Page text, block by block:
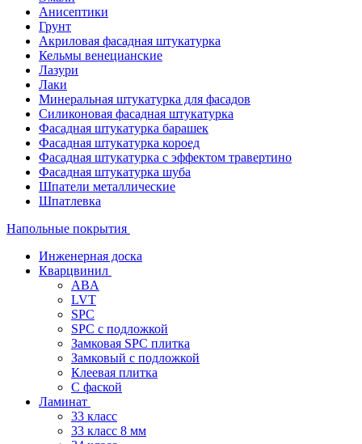
Анисептики
Грунт
Акриловая фасадная штукатурка
Кельмы венецианские
Лазури
Лаки
Минеральная штукатурка для фасадов
Силиконовая фасадная штукатурка
Фасадная штукатурка барашек
Фасадная штукатурка короед
Фасадная штукатурка с эффектом травертино
Фасадная штукатурка шуба
Шпатели металлические
Шпатлевка
Напольные покрытия
Инженерная доска
Кварцвинил
ABA
LVT
SPC
SPC с подложкой
Замковая SPC плитка
Замковый с подложкой
Клеевая плитка
С фаской
Ламинат
33 класс
33 класс 8 мм